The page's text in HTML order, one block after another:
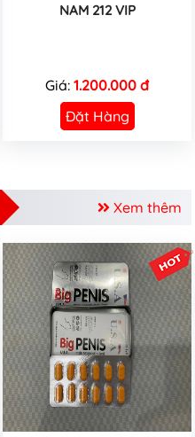
NAM 212 VIP
Giá: 1.200.000 đ
Đặt Hàng
Xem thêm